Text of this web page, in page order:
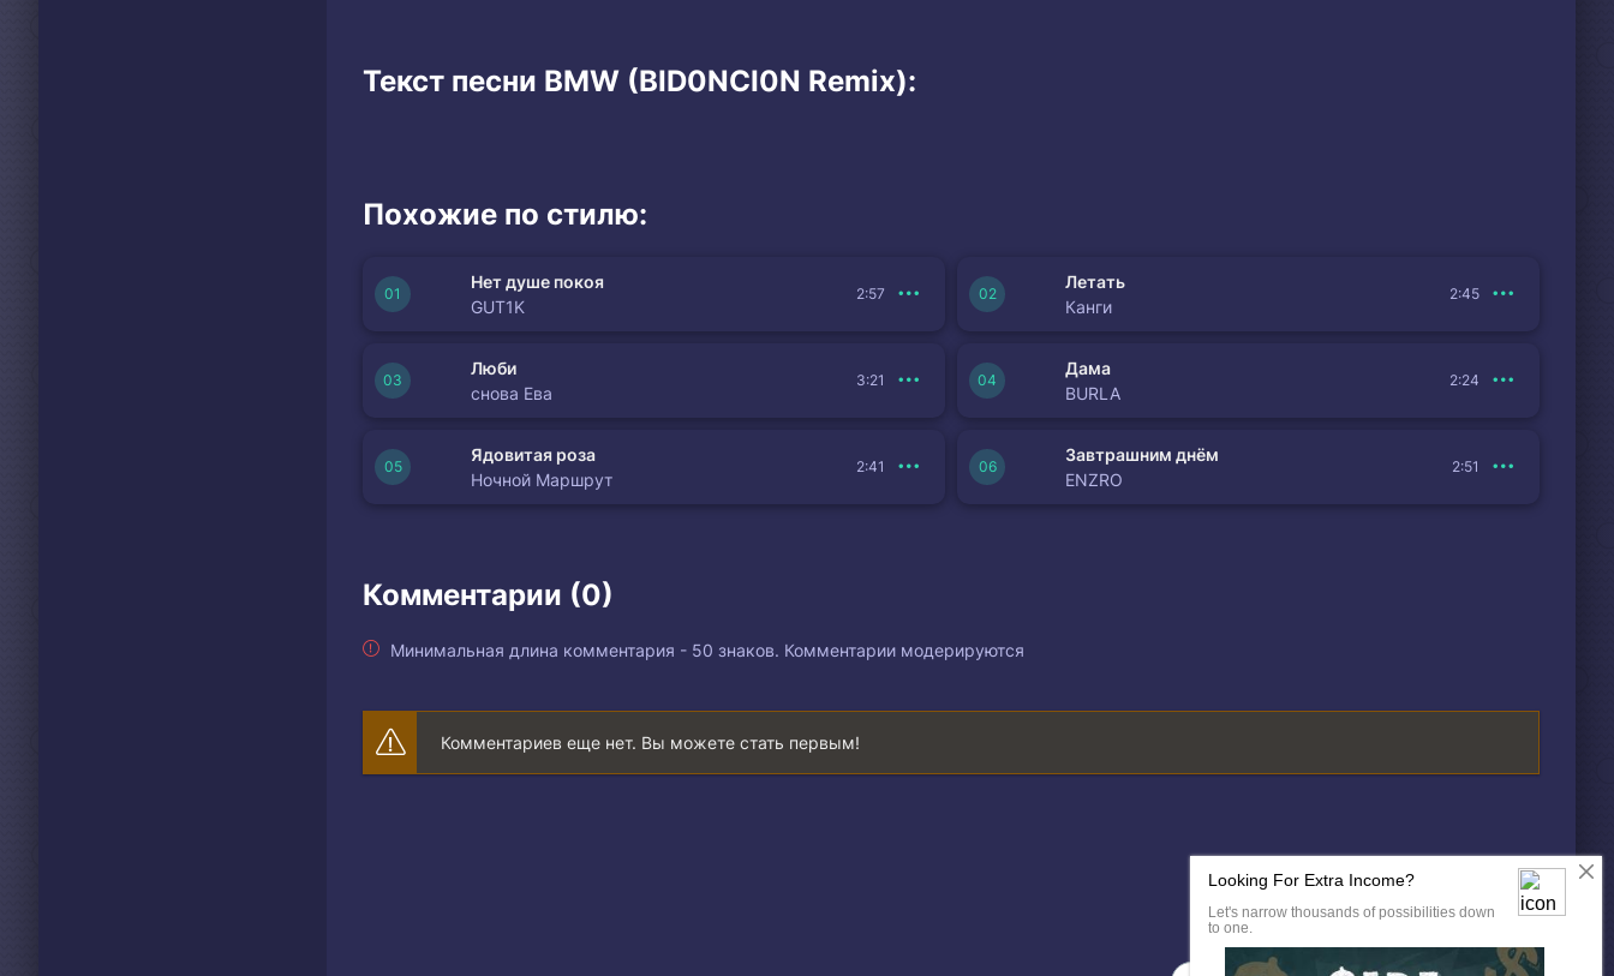
Текст песни BMW (BID0NCI0N Remix):
Похожие по стилю:
Нет душе покоя
GUT1K
2:57
Летать
Канги
2:45
Люби
снова Ева
3:21
Дама
BURLA
2:24
Ядовитая роза
Ночной Маршрут
2:41
Завтрашним днём
ENZRO
2:51
Комментарии (0)
Минимальная длина комментария - 50 знаков. Комментарии модерируются
Комментариев еще нет. Вы можете стать первым!